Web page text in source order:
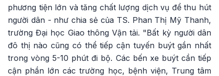
phương tiện lớn và tăng chất lượng dịch vụ để thu hút
người dân - như chia sẻ của TS. Phan Thị Mỹ Thanh,
trường Đại học Giao thông Vận tải. "Bất kỳ người dân
đô thị nào cũng có thể tiếp cận tuyến buýt gần nhất
trong vòng 5-10 phút đi bộ. Các bến xe buýt cần tiếp
cận phần lớn các trường học, bệnh viện, Trung tâm